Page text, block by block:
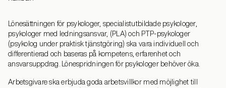
Lönesättningen för psykologer, specialistutbildade psykologer,
psykologer med ledningsansvar, (PLA) och PTP-psykologer
(psykolog under praktisk tjänstgöring) ska vara individuell och
differentierad och baseras på kompetens, erfarenhet och
ansvarsuppdrag. Lönespridningen för psykologer behöver öka.
Arbetsgivare ska erbjuda goda arbetsvillkor med möjlighet till